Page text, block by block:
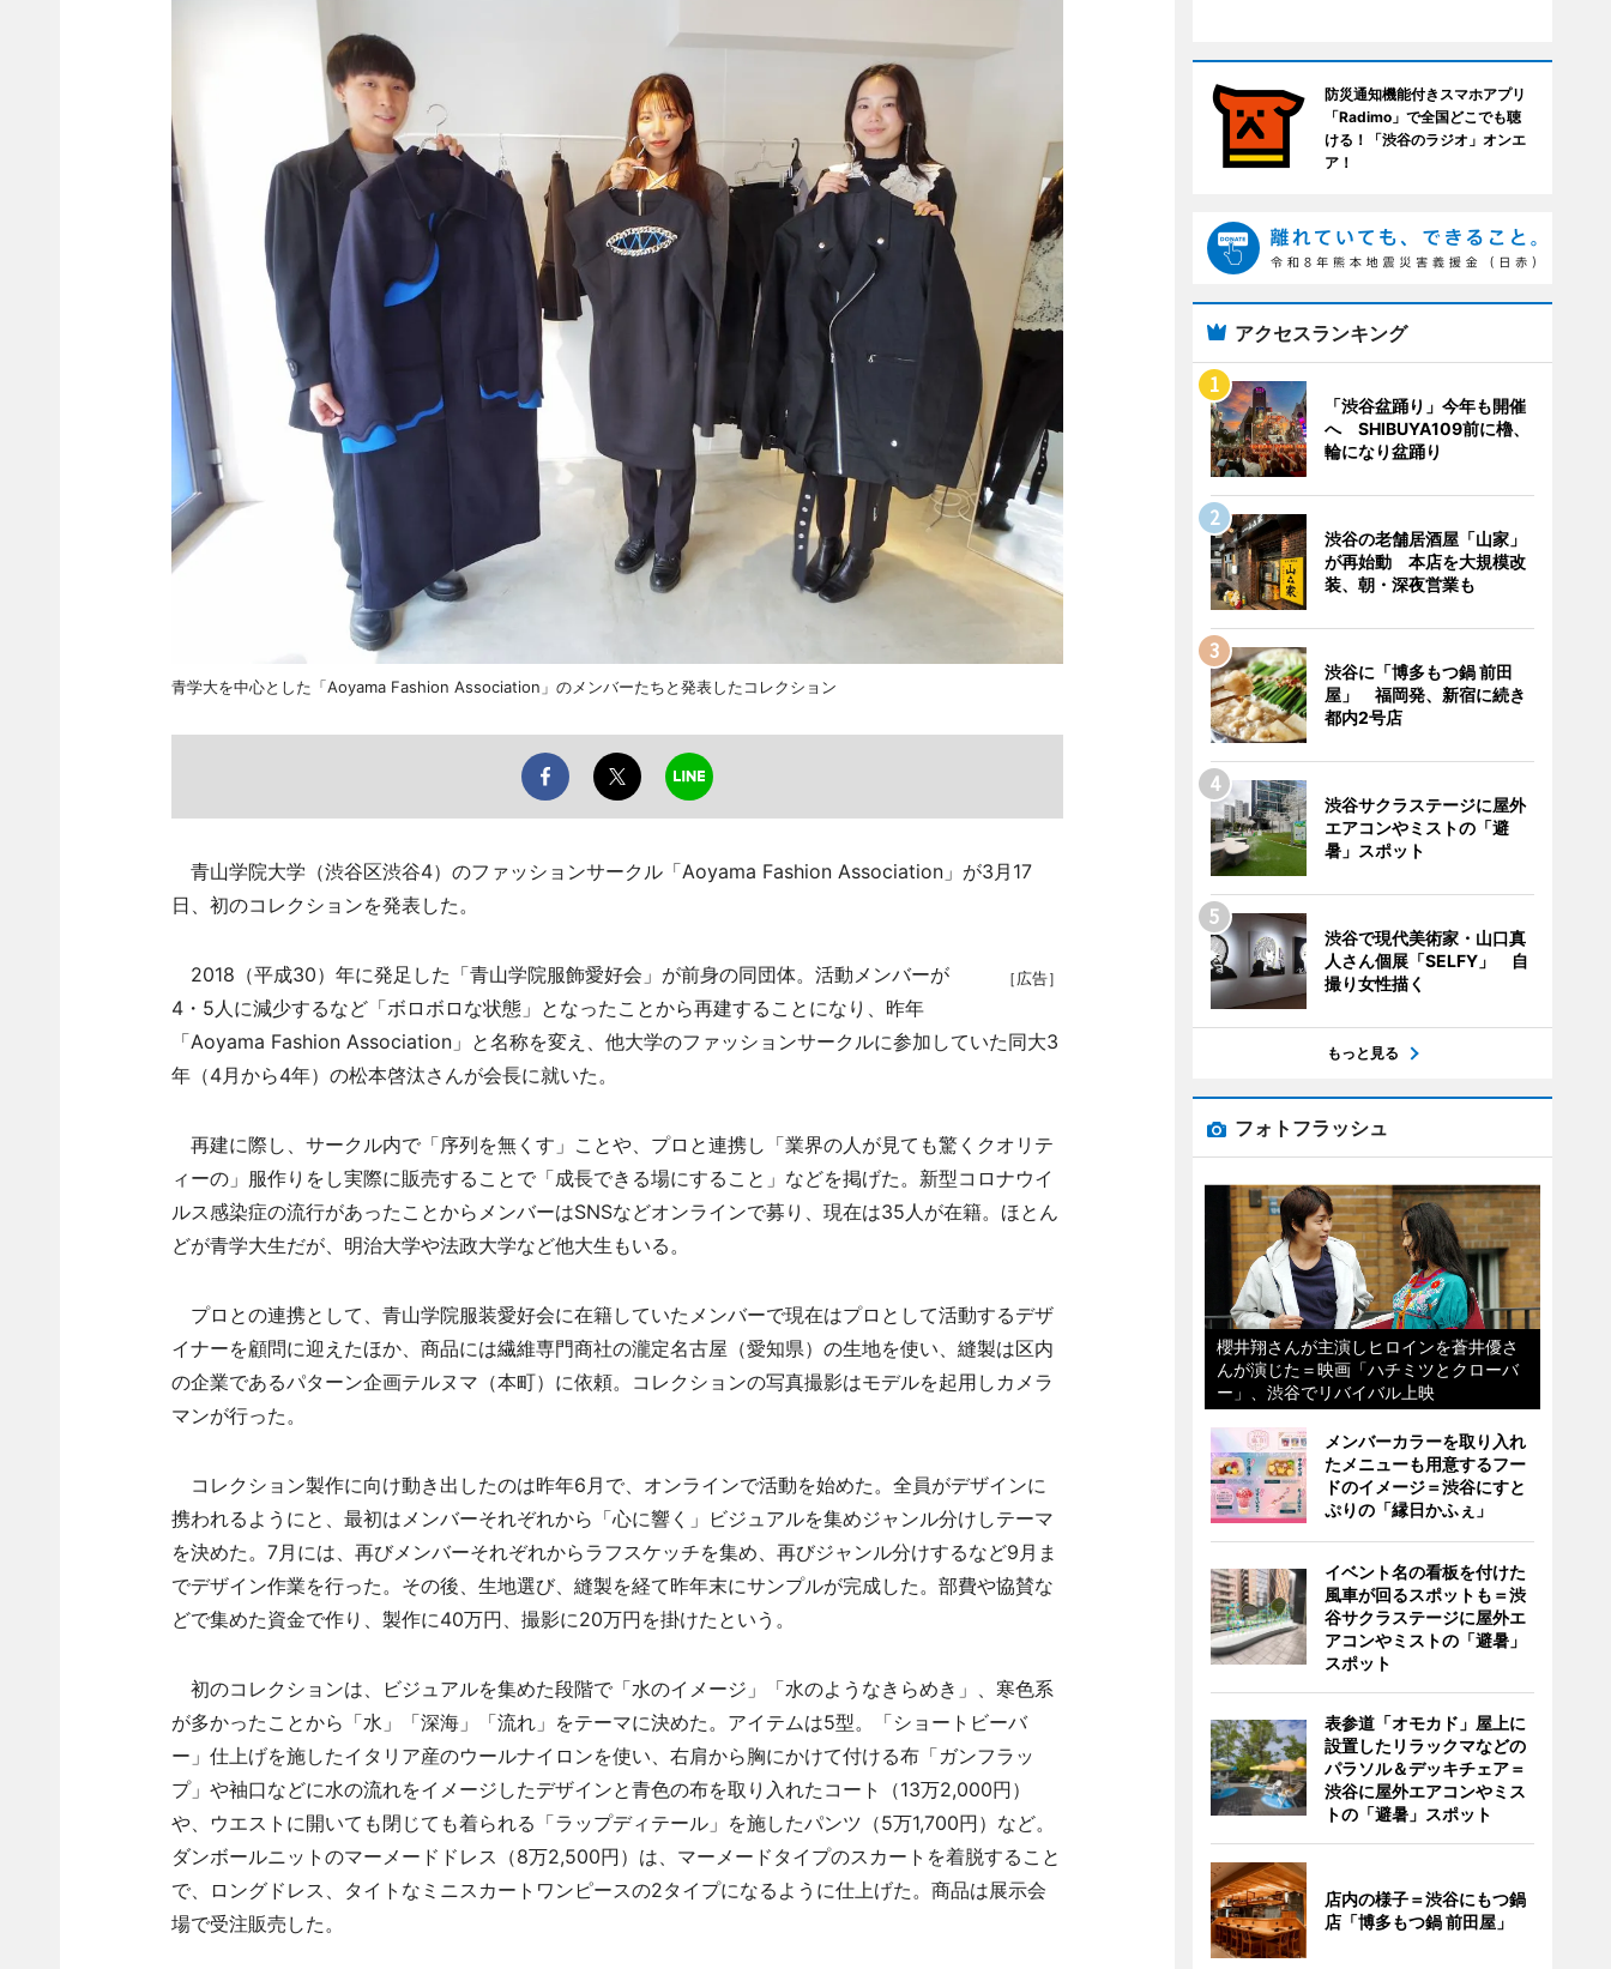
青学大を中心とした「Aoyama Fashion Association」のメンバーたちと発表したコレクション
青山学院大学（渋谷区渋谷4）のファッションサークル「Aoyama Fashion Association」が3月17
日、初のコレクションを発表した。
［広告］
2018（平成30）年に発足した「青山学院服飾愛好会」が前身の同団体。活動メンバーが
4・5人に減少するなど「ボロボロな状態」となったことから再建することになり、昨年
「Aoyama Fashion Association」と名称を変え、他大学のファッションサークルに参加していた同大3
年（4月から4年）の松本啓汰さんが会長に就いた。
再建に際し、サークル内で「序列を無くす」ことや、プロと連携し「業界の人が見ても驚くクオリテ
ィーの」服作りをし実際に販売することで「成長できる場にすること」などを掲げた。新型コロナウイ
ルス感染症の流行があったことからメンバーはSNSなどオンラインで募り、現在は35人が在籍。ほとん
どが青学大生だが、明治大学や法政大学など他大生もいる。
プロとの連携として、青山学院服装愛好会に在籍していたメンバーで現在はプロとして活動するデザ
イナーを顧問に迎えたほか、商品には繊維専門商社の瀧定名古屋（愛知県）の生地を使い、縫製は区内
の企業であるパターン企画テルヌマ（本町）に依頼。コレクションの写真撮影はモデルを起用しカメラ
マンが行った。
コレクション製作に向け動き出したのは昨年6月で、オンラインで活動を始めた。全員がデザインに
携われるようにと、最初はメンバーそれぞれから「心に響く」ビジュアルを集めジャンル分けしテーマ
を決めた。7月には、再びメンバーそれぞれからラフスケッチを集め、再びジャンル分けするなど9月ま
でデザイン作業を行った。その後、生地選び、縫製を経て昨年末にサンプルが完成した。部費や協賛な
どで集めた資金で作り、製作に40万円、撮影に20万円を掛けたという。
初のコレクションは、ビジュアルを集めた段階で「水のイメージ」「水のようなきらめき」、寒色系
が多かったことから「水」「深海」「流れ」をテーマに決めた。アイテムは5型。「ショートビーバ
ー」仕上げを施したイタリア産のウールナイロンを使い、右肩から胸にかけて付ける布「ガンフラッ
プ」や袖口などに水の流れをイメージしたデザインと青色の布を取り入れたコート（13万2,000円）
や、ウエストに開いても閉じても着られる「ラップディテール」を施したパンツ（5万1,700円）など。
ダンボールニットのマーメードドレス（8万2,500円）は、マーメードタイプのスカートを着脱すること
で、ロングドレス、タイトなミニスカートワンピースの2タイプになるように仕上げた。商品は展示会
場で受注販売した。
防災通知機能付きスマホアプリ
「Radimo」で全国どこでも聴
ける！「渋谷のラジオ」オンエ
ア！
アクセスランキング
「渋谷盆踊り」今年も開催
へ SHIBUYA109前に櫓、
輪になり盆踊り
渋谷の老舗居酒屋「山家」
が再始動 本店を大規模改
装、朝・深夜営業も
渋谷に「博多もつ鍋 前田
屋」 福岡発、新宿に続き
都内2号店
渋谷サクラステージに屋外
エアコンやミストの「避
暑」スポット
渋谷で現代美術家・山口真
人さん個展「SELFY」 自
撮り女性描く
もっと見る
フォトフラッシュ
櫻井翔さんが主演しヒロインを蒼井優さ
んが演じた＝映画「ハチミツとクローバ
ー」、渋谷でリバイバル上映
メンバーカラーを取り入れ
たメニューも用意するフー
ドのイメージ＝渋谷にすと
ぷりの「縁日かふぇ」
イベント名の看板を付けた
風車が回るスポットも＝渋
谷サクラステージに屋外エ
アコンやミストの「避暑」
スポット
表参道「オモカド」屋上に
設置したリラックマなどの
パラソル＆デッキチェア＝
渋谷に屋外エアコンやミス
トの「避暑」スポット
店内の様子＝渋谷にもつ鍋
店「博多もつ鍋 前田屋」